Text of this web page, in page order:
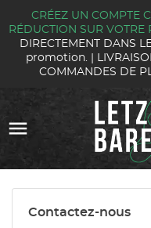
CRÉEZ UN COMPTE
RÉDUCTION SUR
DIRECTEMENT DANS
promotion. |
COMMANDES DE

Contactez-nous